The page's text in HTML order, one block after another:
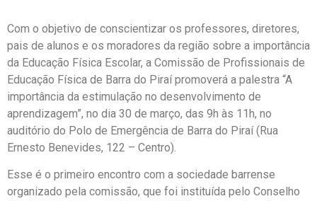
Com o objetivo de conscientizar os professores, diretores,
pais de alunos e os moradores da região sobre a importância
da Educação Física Escolar, a Comissão de Profissionais de
Educação Física de Barra do Piraí promoverá a palestra “A
importância da estimulação no desenvolvimento de
aprendizagem”, no dia 30 de março, das 9h às 11h, no
auditório do Polo de Emergência de Barra do Piraí (Rua
Ernesto Benevides, 122 – Centro).
Esse é o primeiro encontro com a sociedade barrense
organizado pela comissão, que foi instituída pelo Conselho